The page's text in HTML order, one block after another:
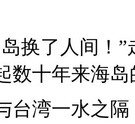
了人间！”
数十年来海
湾一水之隔